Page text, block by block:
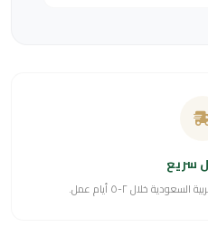
سريع
خلال ٢-٥ أيام عمل.